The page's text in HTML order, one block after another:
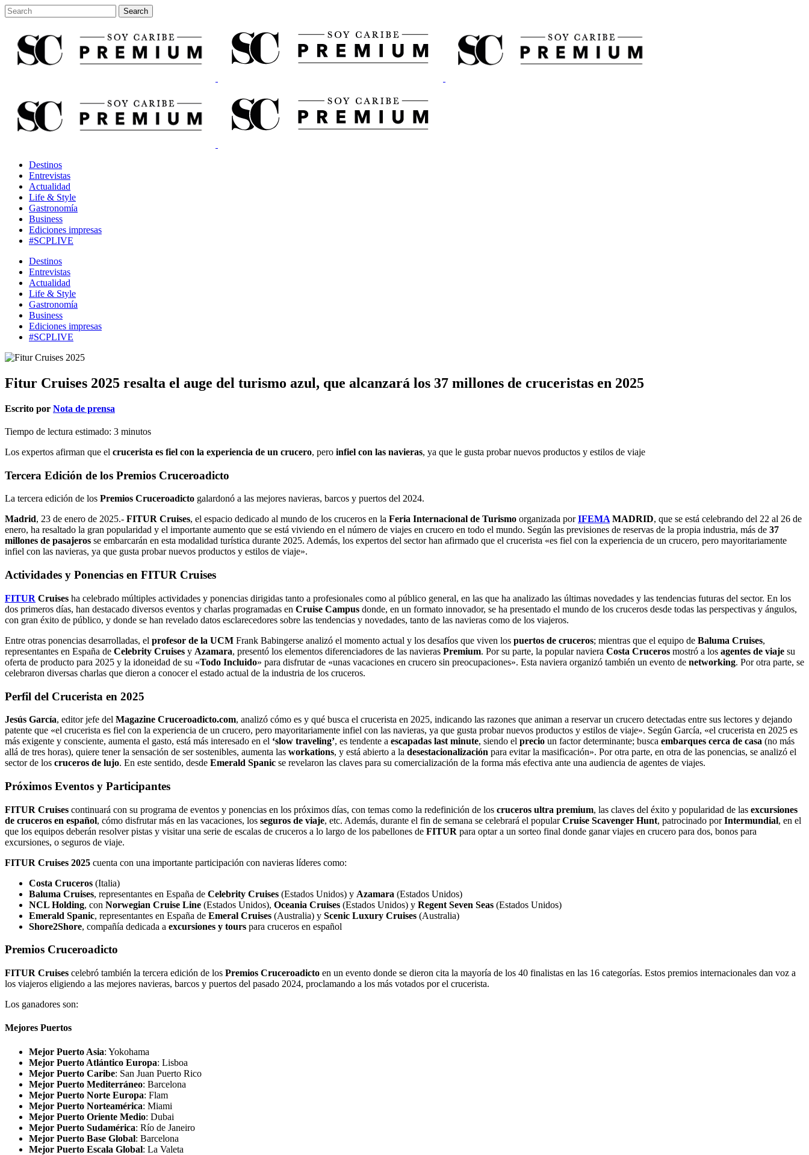
Destinos
Entrevistas
Actualidad
Life & Style
Gastronomía
Business
Ediciones impresas
#SCPLIVE
Destinos
Entrevistas
Actualidad
Life & Style
Gastronomía
Business
Ediciones impresas
#SCPLIVE
Fitur Cruises 2025 resalta el auge del turismo azul, que alcanzará los 37 millones de cruceristas en 2025
Escrito por Nota de prensa
Tiempo de lectura estimado: 3 minutos
Los expertos afirman que el crucerista es fiel con la experiencia de un crucero, pero infiel con las navieras, ya que le gusta probar nuevos productos y estilos de viaje
Tercera Edición de los Premios Cruceroadicto
La tercera edición de los Premios Cruceroadicto galardonó a las mejores navieras, barcos y puertos del 2024.
Madrid, 23 de enero de 2025.- FITUR Cruises, el espacio dedicado al mundo de los cruceros en la Feria Internacional de Turismo organizada porIFEMA MADRID, que se está celebrando del 22 al 26 de
enero, ha resaltado la gran popularidad y el importante aumento que se está viviendo en el número de viajes en crucero en todo el mundo. Según las previsiones de reservas de la propia industria, más de 37
millones de pasajeros se embarcarán en esta modalidad turística durante 2025. Además, los expertos del sector han afirmado que el crucerista «es fiel con la experiencia de un crucero, pero mayoritariamente
infiel con las navieras, ya que gusta probar nuevos productos y estilos de viaje».
Actividades y Ponencias en FITUR Cruises
FITUR Cruises ha celebrado múltiples actividades y ponencias dirigidas tanto a profesionales como al público general, en las que ha analizado las últimas novedades y las tendencias futuras del sector. En los
dos primeros días, han destacado diversos eventos y charlas programadas en Cruise Campus donde, en un formato innovador, se ha presentado el mundo de los cruceros desde todas las perspectivas y ángulos,
con gran éxito de público, y donde se han revelado datos esclarecedores sobre las tendencias y novedades, tanto de las navieras como de los viajeros.
Entre otras ponencias desarrolladas, el profesor de la UCM Frank Babingerse analizó el momento actual y los desafíos que viven los puertos de cruceros; mientras que el equipo de Baluma Cruises,
representantes en España de Celebrity Cruises y Azamara, presentó los elementos diferenciadores de las navieras Premium. Por su parte, la popular naviera Costa Cruceros mostró a los agentes de viaje su
oferta de producto para 2025 y la idoneidad de su «Todo Incluido» para disfrutar de «unas vacaciones en crucero sin preocupaciones». Esta naviera organizó también un evento de networking. Por otra parte, se
celebraron diversas charlas que dieron a conocer el estado actual de la industria de los cruceros.
Perfil del Crucerista en 2025
Jesús García, editor jefe del Magazine Cruceroadicto.com, analizó cómo es y qué busca el crucerista en 2025, indicando las razones que animan a reservar un crucero detectadas entre sus lectores y dejando
patente que «el crucerista es fiel con la experiencia de un crucero, pero mayoritariamente infiel con las navieras, ya que gusta probar nuevos productos y estilos de viaje». Según García, «el crucerista en 2025 es
más exigente y consciente, aumenta el gasto, está más interesado en el ‘slow traveling’, es tendente a escapadas last minute, siendo el precio un factor determinante; busca embarques cerca de casa (no más
allá de tres horas), quiere tener la sensación de ser sostenibles, aumenta las workations, y está abierto a la desestacionalización para evitar la masificación». Por otra parte, en otra de las ponencias, se analizó el
sector de los cruceros de lujo. En este sentido, desde Emerald Spanic se revelaron las claves para su comercialización de la forma más efectiva ante una audiencia de agentes de viajes.
Próximos Eventos y Participantes
FITUR Cruises continuará con su programa de eventos y ponencias en los próximos días, con temas como la redefinición de los cruceros ultra premium, las claves del éxito y popularidad de las excursiones
de cruceros en español, cómo disfrutar más en las vacaciones, los seguros de viaje, etc. Además, durante el fin de semana se celebrará el popularCruise Scavenger Hunt, patrocinado porIntermundial, en el
que los equipos deberán resolver pistas y visitar una serie de escalas de cruceros a lo largo de los pabellones de FITUR para optar a un sorteo final donde ganar viajes en crucero para dos, bonos para
excursiones, o seguros de viaje.
FITUR Cruises 2025 cuenta con una importante participación con navieras líderes como:
Costa Cruceros (Italia)
Baluma Cruises, representantes en España de Celebrity Cruises (Estados Unidos) y Azamara (Estados Unidos)
NCL Holding, con Norwegian Cruise Line (Estados Unidos), Oceania Cruises (Estados Unidos) y Regent Seven Seas (Estados Unidos)
Emerald Spanic, representantes en España de Emeral Cruises (Australia) y Scenic Luxury Cruises (Australia)
Shore2Shore, compañía dedicada a excursiones y tours para cruceros en español
Premios Cruceroadicto
FITUR Cruises celebró también la tercera edición de los Premios Cruceroadicto en un evento donde se dieron cita la mayoría de los 40 finalistas en las 16 categorías. Estos premios internacionales dan voz a
los viajeros eligiendo a las mejores navieras, barcos y puertos del pasado 2024, proclamando a los más votados por el crucerista.
Los ganadores son:
Mejores Puertos
Mejor Puerto Asia: Yokohama
Mejor Puerto Atlántico Europa: Lisboa
Mejor Puerto Caribe: San Juan Puerto Rico
Mejor Puerto Mediterráneo: Barcelona
Mejor Puerto Norte Europa: Flam
Mejor Puerto Norteamérica: Miami
Mejor Puerto Oriente Medio: Dubai
Mejor Puerto Sudamérica: Río de Janeiro
Mejor Puerto Base Global: Barcelona
Mejor Puerto Escala Global: La Valeta